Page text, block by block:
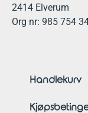
2414 Elverum
Org nr: 985 754
Handlekurv